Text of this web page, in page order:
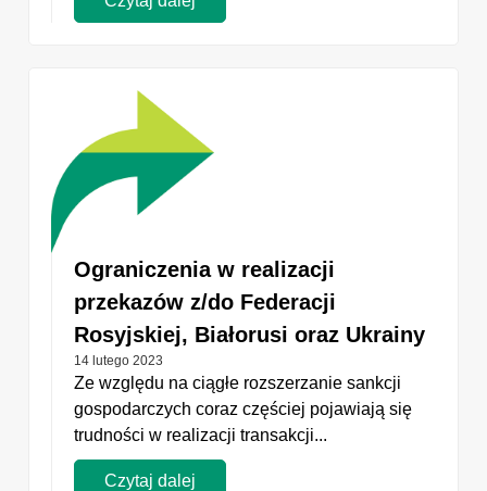
Ograniczenia w realizacji
przekazów z/do Federacji
Rosyjskiej, Białorusi oraz Ukrainy
14 lutego 2023
Ze względu na ciągłe rozszerzanie sankcji
gospodarczych coraz częściej pojawiają się
trudności w realizacji transakcji...
Czytaj dalej